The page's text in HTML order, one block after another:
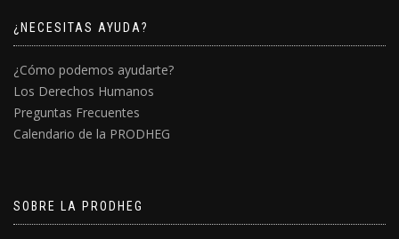
¿NECESITAS AYUDA?
¿Cómo podemos ayudarte?
Los Derechos Humanos
Preguntas Frecuentes
Calendario de la PRODHEG
SOBRE LA PRODHEG